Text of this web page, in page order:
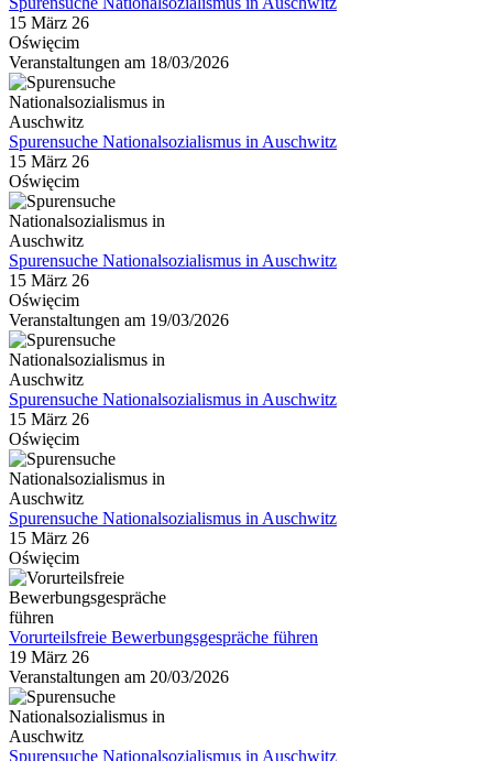
15 März 26
Oświęcim
Veranstaltungen am 18/03/2026
Spurensuche Nationalsozialismus in Auschwitz
15 März 26
Oświęcim
Spurensuche Nationalsozialismus in Auschwitz
15 März 26
Oświęcim
Veranstaltungen am 19/03/2026
Spurensuche Nationalsozialismus in Auschwitz
15 März 26
Oświęcim
Spurensuche Nationalsozialismus in Auschwitz
15 März 26
Oświęcim
Vorurteilsfreie Bewerbungsgespräche führen
19 März 26
Veranstaltungen am 20/03/2026
Spurensuche Nationalsozialismus in Auschwitz